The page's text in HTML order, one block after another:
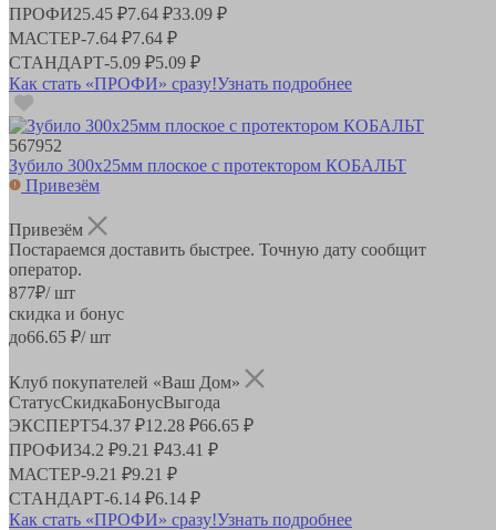
ПРОФИ25.45 ₽7.64 ₽33.09 ₽
МАСТЕР-7.64 ₽7.64 ₽
СТАНДАРТ-5.09 ₽5.09 ₽
Как стать «ПРОФИ» сразу!Узнать подробнее
567952
Зубило 300х25мм плоское с протектором КОБАЛЬТ
Привезём
Привезём
Постараемся доставить быстрее. Точную дату сообщит
оператор.
877₽/ шт
скидка и бонус
до66.65 ₽/ шт
Клуб покупателей «Ваш Дом»
СтатусСкидкаБонусВыгода
ЭКСПЕРТ54.37 ₽12.28 ₽66.65 ₽
ПРОФИ34.2 ₽9.21 ₽43.41 ₽
МАСТЕР-9.21 ₽9.21 ₽
СТАНДАРТ-6.14 ₽6.14 ₽
Как стать «ПРОФИ» сразу!Узнать подробнее